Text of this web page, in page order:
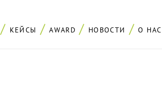
КЕЙСЫ AWARD НОВОСТИ О НАС